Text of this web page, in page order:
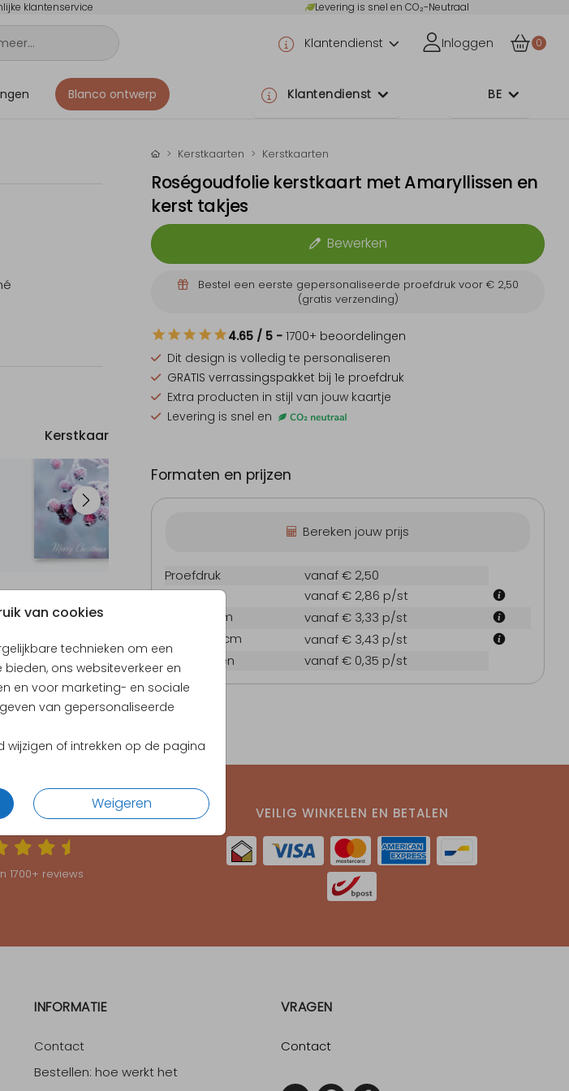
klantenservice Levering is snel en CO₂-Neutraal
Klantendienst Inloggen 0
Blanco ontwerp Klantendienst BE
van cookies
technieken om een
ons websiteverkeer en
en voor marketing- en sociale
van gepersonaliseerde
wijzigen of intrekken op de pagina
Weigeren
Kerstkaart
Kerstkaarten Kerstkaarten
Roségoudfolie kerstkaart met Amaryllissen en
kerst takjes
Bewerken
Bestel een eerste gepersonaliseerde proefdruk voor € 2,50
(gratis verzending)
4.65 / 5 - 1700+ beoordelingen
Dit design is volledig te personaliseren
GRATIS verrassingspakket bij 1e proefdruk
Extra producten in stijl van jouw kaartje
Levering is snel en
Formaten en prijzen
Bereken jouw prijs
Proefdruk
vanaf € 2,50
10 × 15 cm
vanaf € 2,86 p/st
11.4 × 17.1 cm
vanaf € 3,33 p/st
14.4 × 21.6 cm
vanaf € 3,43 p/st
Enveloppen
vanaf € 0,35 p/st
ONS MET EEN4.65
1700+ reviews
VEILIG WINKELEN EN BETALEN
INFORMATIE
Contact
Bestellen: hoe werkt het
VRAGEN
Contact